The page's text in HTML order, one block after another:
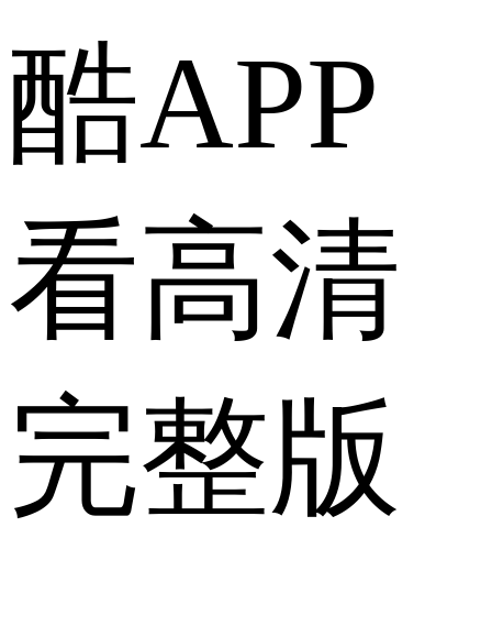
酷APP
看高清
完整版